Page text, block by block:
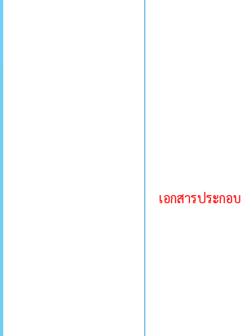
เอกสารประกอบ